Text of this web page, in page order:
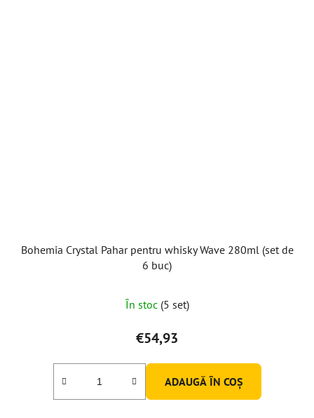
Bohemia Crystal Pahar pentru whisky Wave 280ml (set de
6 buc)
În stoc (5 set)
€54,93
ADAUGĂ ÎN COŞ